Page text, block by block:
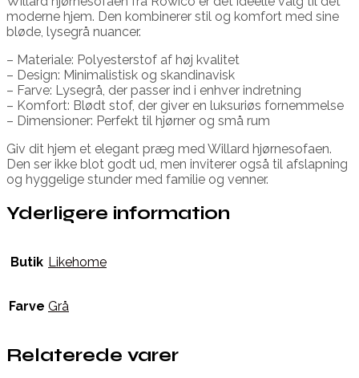
moderne hjem. Den kombinerer stil og komfort med sine
bløde, lysegrå nuancer.
– Materiale: Polyesterstof af høj kvalitet
– Design: Minimalistisk og skandinavisk
– Farve: Lysegrå, der passer ind i enhver indretning
– Komfort: Blødt stof, der giver en luksuriøs fornemmelse
– Dimensioner: Perfekt til hjørner og små rum
Giv dit hjem et elegant præg med Willard hjørnesofaen.
Den ser ikke blot godt ud, men inviterer også til afslapning
og hyggelige stunder med familie og venner.
Yderligere information
Butik Likehome
Farve Grå
Relaterede varer